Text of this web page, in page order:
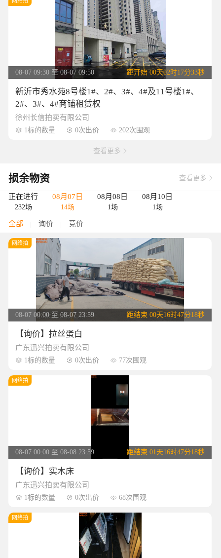
08-07 09:30 至 08-07 09:50 距开始00天02时17分32秒
新沂市秀水苑8号楼1#、2#、3#、4#及11号楼1#、
2#、3#、4#商铺租赁权
徐州长信拍卖有限公司
 1标的数量  0次出价  202次围观
查看更多 
损余物资 查看更多 
正在进行
232场
08月07日
14场
08月08日
1场
08月10日
1场
全部 询价 竞价
网络拍
08-07 00:00 至 08-07 23:59 距结束 00天16时47分17秒
【询价】拉丝蛋白
广东迅兴拍卖有限公司
 1标的数量  0次出价  77次围观
网络拍
08-07 00:00 至 08-08 23:59 距结束 01天16时47分17秒
【询价】实木床
广东迅兴拍卖有限公司
 1标的数量  0次出价  68次围观
网络拍